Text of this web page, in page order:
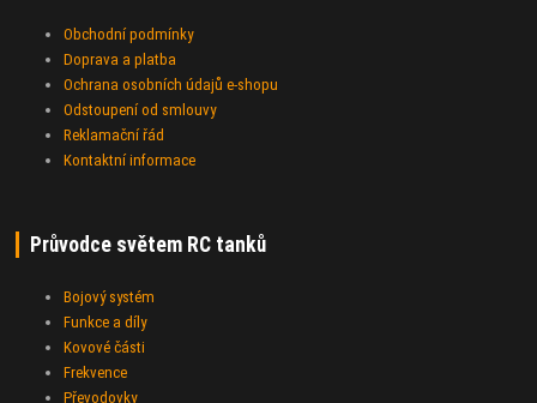
Obchodní podmínky
Doprava a platba
Ochrana osobních údajů e-shopu
Odstoupení od smlouvy
Reklamační řád
Kontaktní informace
Průvodce světem RC tanků
Bojový systém
Funkce a díly
Kovové části
Frekvence
Převodovky